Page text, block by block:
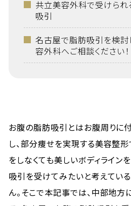
共立美容外科で受けら
吸引
名古屋で脂肪吸引を検討
容外科へご相談ください！
お腹の脂肪吸引とはお腹周りに
し、部分痩せを実現する美容整形
をしなくても美しいボディライン
吸引を受けてみたいと考えてい
ん。そこで本記事では、中部地